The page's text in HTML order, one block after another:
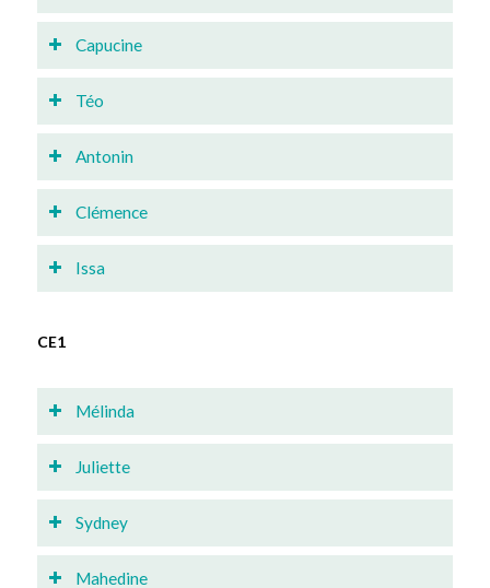
Capucine
Téo
Antonin
Clémence
Issa
CE1
Mélinda
Juliette
Sydney
Mahedine